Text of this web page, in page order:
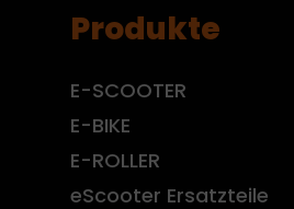
Produkte
E-SCOOTER
E-BIKE
E-ROLLER
eScooter Ersatzteile